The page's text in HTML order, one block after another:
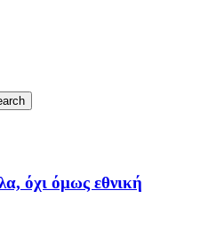
όχι όμως εθνική